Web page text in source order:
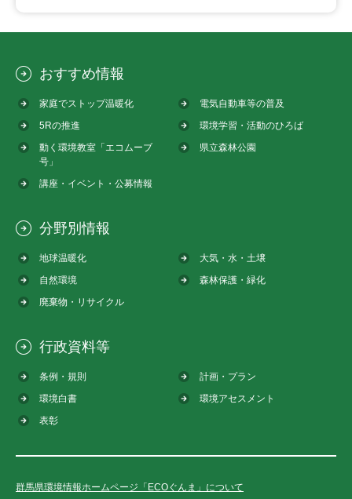
おすすめ情報
家庭でストップ温暖化
電気自動車等の普及
5Rの推進
環境学習・活動のひろば
動く環境教室「エコムーブ
号」
県立森林公園
講座・イベント・公募情報
分野別情報
地球温暖化
大気・水・土壌
自然環境
森林保護・緑化
廃棄物・リサイクル
行政資料等
条例・規則
計画・プラン
環境白書
環境アセスメント
表彰
群馬県環境情報ホームページ「ECOぐんま」について